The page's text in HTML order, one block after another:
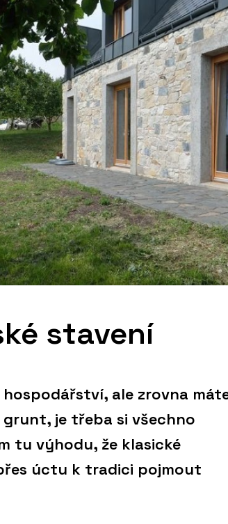
stavení
ale zrovna
je třeba si všechno
tu výhodu, že klasické
úctu k tradici pojmout